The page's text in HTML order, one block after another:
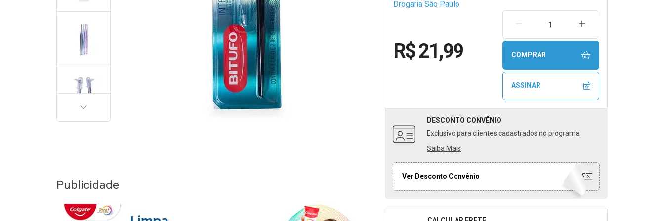
Drogaria São Paulo
R$ 21,99
REMOVER UMA UNIDADEAUMENTAR UMA
COMPRAR
ASSINAR
DESCONTO CONVÊNIO
Exclusivo para clientes cadastrados no programa
Saiba Mais
Ver Desconto Convênio
PRÓXIMA
Publicidade